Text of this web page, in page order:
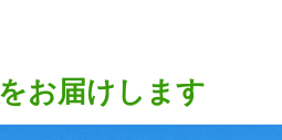
お届けします